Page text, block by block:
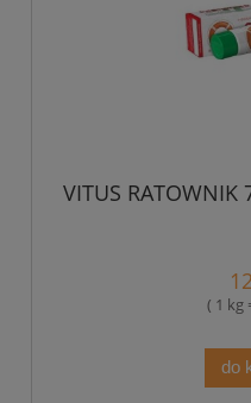
VITUS RATOWNIK
( 1 kg
do